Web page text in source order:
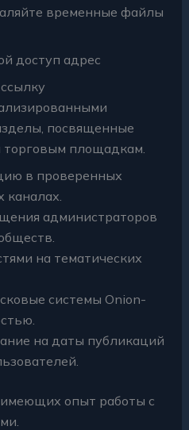
временные файлы
доступ адрес
посвященные
площадкам.
в проверенных
администраторов
на тематических
системы Onion-
на даты публикаций
опыт работы с